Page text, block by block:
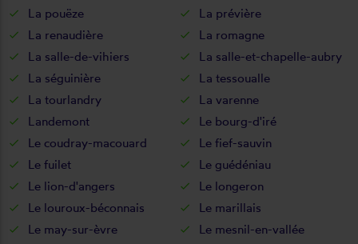
La pouëze
La prévière
La renaudière
La romagne
La salle-de-vihiers
La salle-et-chapelle-aubry
La séguinière
La tessoualle
La tourlandry
La varenne
Landemont
Le bourg-d'iré
Le coudray-macouard
Le fief-sauvin
Le fuilet
Le guédéniau
Le lion-d'angers
Le longeron
Le louroux-béconnais
Le marillais
Le may-sur-èvre
Le mesnil-en-vallée